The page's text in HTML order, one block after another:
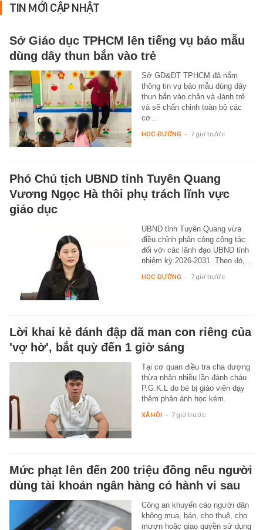
TIN MỚI CẬP NHẬT
Sở Giáo dục TPHCM lên tiếng vụ bảo mẫu
dùng dây thun bắn vào trẻ
Sở GD&ĐT TPHCM đã nắm
thông tin vụ bảo mẫu dùng dây
thun bắn vào chân và đánh trẻ
và sẽ chấn chỉnh toàn bộ các
cơ…
HỌC ĐƯỜNG - 7 giờ trước
Phó Chủ tịch UBND tỉnh Tuyên Quang
Vương Ngọc Hà thôi phụ trách lĩnh vực
giáo dục
UBND tỉnh Tuyên Quang vừa
điều chỉnh phân công công tác
đối với các lãnh đạo UBND tỉnh
nhiệm kỳ 2026-2031. Theo đó,…
HỌC ĐƯỜNG - 7 giờ trước
Lời khai kẻ đánh đập dã man con riêng của
'vợ hờ', bắt quỳ đến 1 giờ sáng
Tại cơ quan điều tra cha dượng
thừa nhận nhiều lần đánh cháu
P.G.K.L do bé bị giáo viên dạy
thêm phản ánh học kém.
XÃ HỘI - 7 giờ trước
Mức phạt lên đến 200 triệu đồng nếu người
dùng tài khoản ngân hàng có hành vi sau
Công an khuyến cáo người dân
không mua, bán, cho thuê, cho
mượn hoặc giao quyền sử dụng